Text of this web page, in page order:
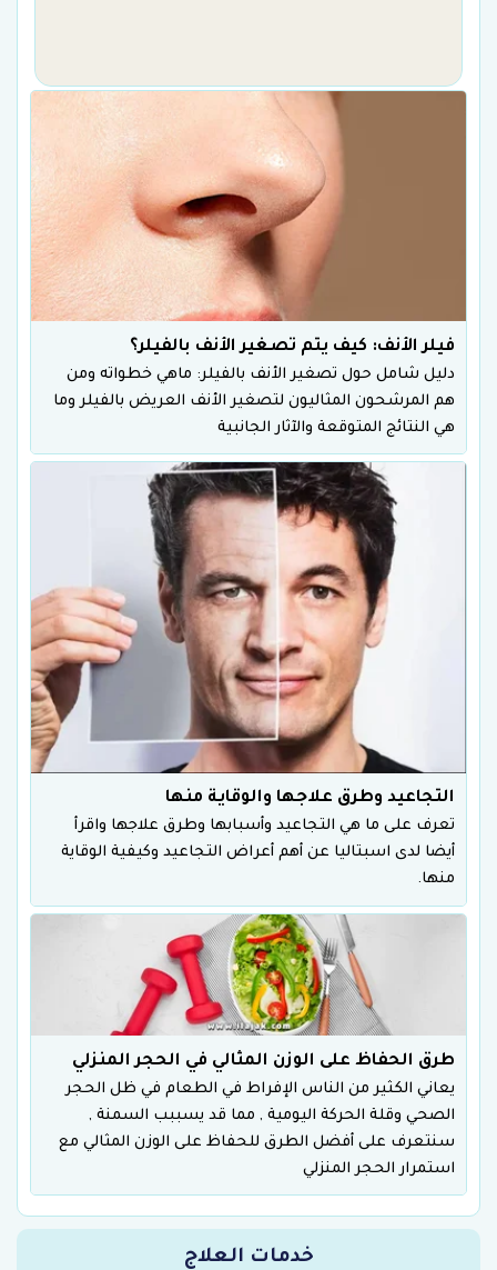
فيلر الأنف: كيف يتم تصغير الأنف بالفيلر؟
دليل شامل حول تصغير الأنف بالفيلر: ماهي خطواته ومن
هم المرشحون المثاليون لتصغير الأنف العريض بالفيلر وما
هي النتائج المتوقعة والآثار الجانبية
التجاعيد وطرق علاجها والوقاية منها
تعرف على ما هي التجاعيد وأسبابها وطرق علاجها واقرأ
أيضا لدى اسبتاليا عن أهم أعراض التجاعيد وكيفية الوقاية
منها.
طرق الحفاظ على الوزن المثالي في الحجر المنزلي
يعاني الكثير من الناس الإفراط في الطعام في ظل الحجر
الصحي وقلة الحركة اليومية , مما قد يسببب السمنة ,
سنتعرف على أفضل الطرق للحفاظ على الوزن المثالي مع
استمرار الحجر المنزلي
خدمات العلاج